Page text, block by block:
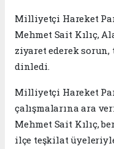
Milliyetçi Hareket
Mehmet Sait Kılıç,
ziyaret ederek
dinledi.
Milliyetçi Hareket
çalışmalarına ara
Mehmet Sait Kılıç,
ilçe teşkilat